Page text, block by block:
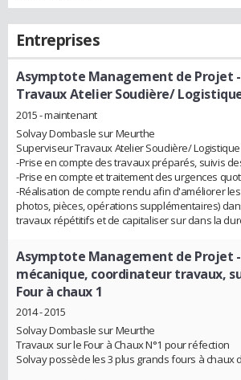
Entreprises
Asymptote Management de Projet
Travaux Atelier Soudière/
2015 - maintenant
Solvay Dombasle sur Meurthe
Superviseur Travaux Atelier Soudière/
-Prise en compte des travaux préparés, suivis
-Prise en compte et traitement des urgences
-Réalisation de compte rendu afin d'améliorer
photos, pièces, opérations supplémentaires)
travaux répétitifs et de capitaliser sur dans la
Asymptote Management de Projet
mécanique, coordinateur travaux,
Four à chaux 1
2014 - 2015
Solvay Dombasle sur Meurthe
Travaux sur le Four à Chaux N°1 pour réfection
Solvay possède les 3 plus grands fours à chaux